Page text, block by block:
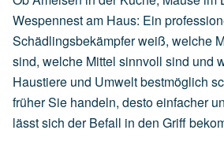
Wespennest am Haus: Ein
Schädlingsbekämpfer weiß, welche
sind, welche Mittel sinnvoll sind und
Haustiere und Umwelt bestmöglich
früher Sie handeln, desto einfacher
lässt sich der Befall in den Griff